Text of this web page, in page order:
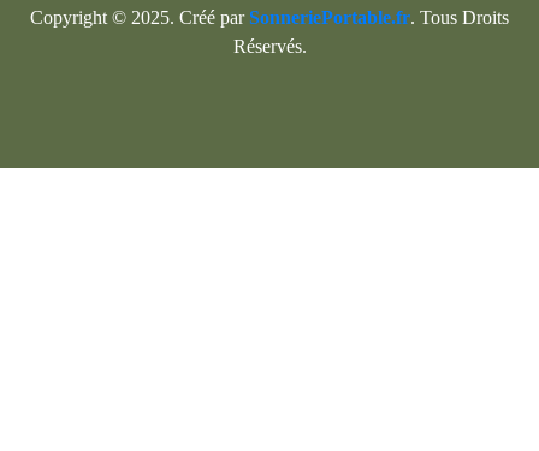
Copyright © 2025. Créé parSonneriePortable.fr. Tous Droits
Réservés.